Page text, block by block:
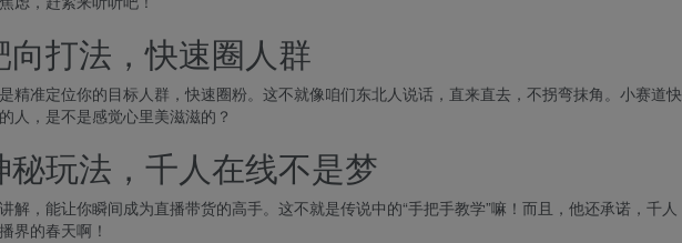
打法，快速圈人群
精准定位你的目标人群，快速圈粉。这不就像咱们东北人说话，直来直去，不拐弯抹角。小赛道快
人，是不是感觉心里美滋滋的？
玩法，千人在线不是梦
解，能让你瞬间成为直播带货的高手。这不就是传说中的“手把手教学”嘛！而且，他还承诺，千人
界的春天啊！